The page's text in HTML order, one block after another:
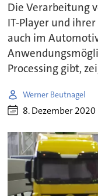
Die Verarbeitung
IT-Player und
auch im
Processing gibt,
Werner Beutnagel
8. Dezember 2020